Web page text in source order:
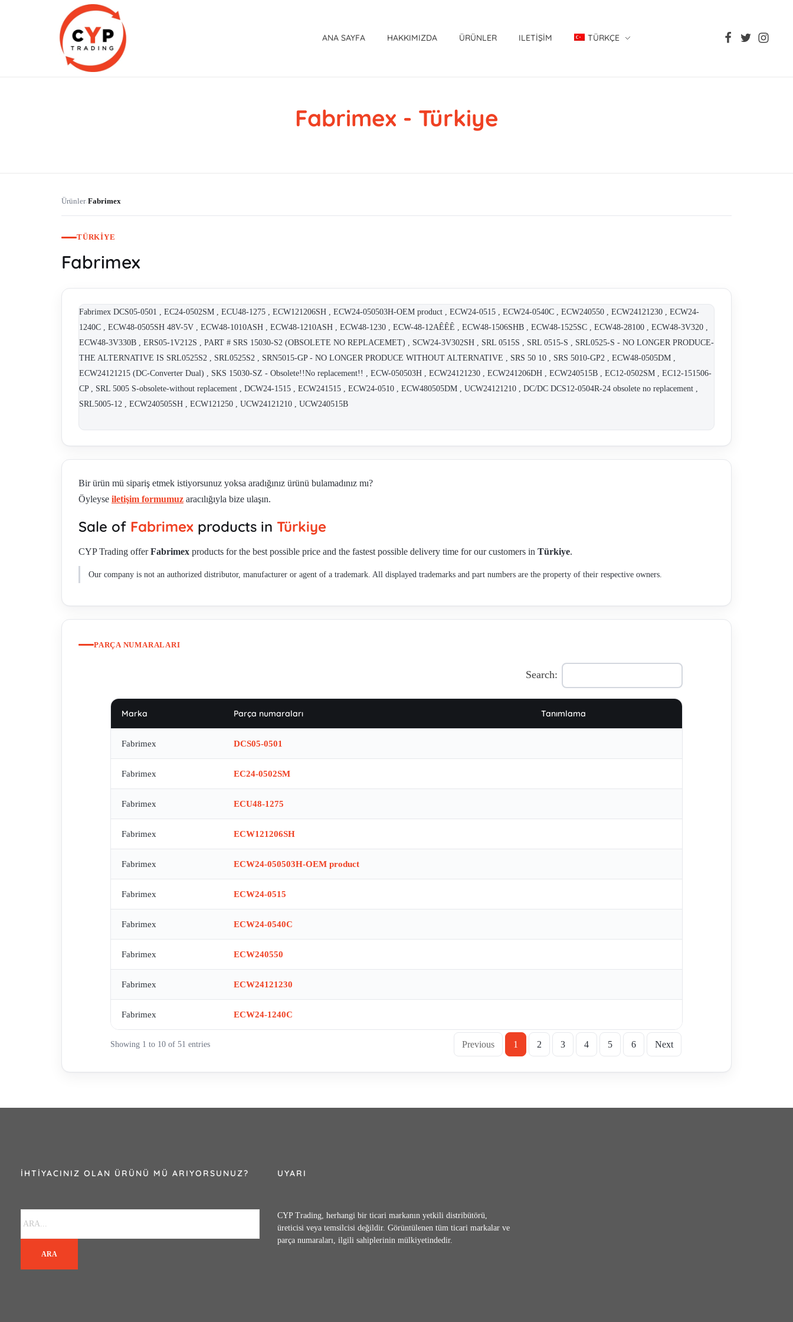
ANA SAYFA HAKKIMIZDA ÜRÜNLER ILETIŞIM TÜRKÇE
Fabrimex - Türkiye
Ürünler›Fabrimex
TÜRKIYE
Fabrimex
Fabrimex DCS05-0501 , EC24-0502SM , ECU48-1275 , ECW121206SH , ECW24-050503H-OEM product , ECW24-0515 , ECW24-0540C , ECW240550 , ECW24121230 , ECW24-
1240C , ECW48-0505SH 48V-5V , ECW48-1010ASH , ECW48-1210ASH , ECW48-1230 , ECW-48-12AÊÊÊ , ECW48-1506SHB , ECW48-1525SC , ECW48-28100 , ECW48-3V320 ,
ECW48-3V330B , ERS05-1V212S , PART # SRS 15030-S2 (OBSOLETE NO REPLACEMET) , SCW24-3V302SH , SRL 0515S , SRL 0515-S , SRL0525-S - NO LONGER PRODUCE-
THE ALTERNATIVE IS SRL0525S2 , SRL0525S2 , SRN5015-GP - NO LONGER PRODUCE WITHOUT ALTERNATIVE , SRS 50 10 , SRS 5010-GP2 , ECW48-0505DM ,
ECW24121215 (DC-Converter Dual) , SKS 15030-SZ - Obsolete!!No replacement!! , ECW-050503H , ECW24121230 , ECW241206DH , ECW240515B , EC12-0502SM , EC12-151506-
CP , SRL 5005 S-obsolete-without replacement , DCW24-1515 , ECW241515 , ECW24-0510 , ECW480505DM , UCW24121210 , DC/DC DCS12-0504R-24 obsolete no replacement ,
SRL5005-12 , ECW240505SH , ECW121250 , UCW24121210 , UCW240515B
Bir ürün mü sipariş etmek istiyorsunuz yoksa aradığınız ürünü bulamadınız mı?
Öyleyse iletişim formumuz aracılığıyla bize ulaşın.
Sale of Fabrimex products in Türkiye
CYP Trading offerFabrimex products for the best possible price and the fastest possible delivery time for our customers in Türkiye.
Our company is not an authorized distributor, manufacturer or agent of a trademark. All displayed trademarks and part numbers are the property of their respective owners.
PARÇA NUMARALARI
Search:
Marka Parça numaraları Tanımlama
Fabrimex DCS05-0501
Fabrimex EC24-0502SM
Fabrimex ECU48-1275
Fabrimex ECW121206SH
Fabrimex ECW24-050503H-OEM product
Fabrimex ECW24-0515
Fabrimex ECW24-0540C
Fabrimex ECW240550
Fabrimex ECW24121230
Fabrimex ECW24-1240C
Showing 1 to 10 of 51 entries Previous 1 2 3 4 5 6 Next
İHTIYACINIZ OLAN ÜRÜNÜ MÜ ARIYORSUNUZ?
ARA
UYARI
CYP Trading, herhangi bir ticari markanın yetkili distribütörü,
üreticisi veya temsilcisi değildir. Görüntülenen tüm ticari markalar ve
parça numaraları, ilgili sahiplerinin mülkiyetindedir.